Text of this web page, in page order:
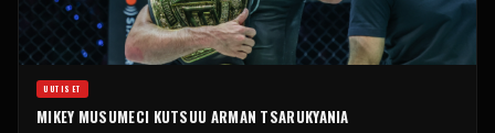
UUTISET
MIKEY MUSUMECI KUTSUU ARMAN TSARUKYANIA